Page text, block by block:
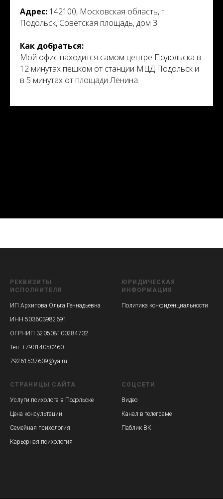
Адрес: 142100, Московская область, г.
Подольск, Советская площадь, дом 3.
Как добраться:
Мой офис находится самом центре Подольска в
12 минутах пешком от станции МЦД Подольск и
в 5 минутах от площади Ленина.
РЕКВИЗИТЫ
ИСПОЛНИТЕЛЯ
ИП Архипова Ольга Геннадьевна
ИНН 503603982691
ОГРНИП 320508100284732
Тел. +79014050260
79261537609@ya.ru
ЮРИДИЧЕСКАЯ
ИНФОРМАЦИЯ
Политика конфиденциальности
СТРАНИЦЫ САЙТА
Услуги психолога в Подольске
Цена консультации
Семейная психология
Карьерная психология
СОЦСЕТИ
Видео
Канал в телеграме
Паблик ВК